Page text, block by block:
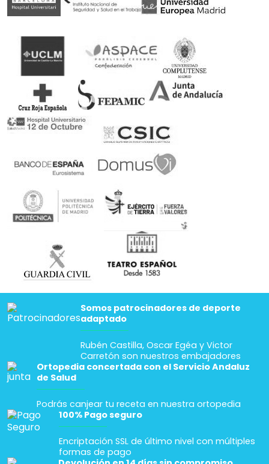
Somos patrocinadores de deporte
adaptado
Rubén Castilla, Oscar Egéa y Victor
Carretón son nuestros embajadores
Ortopedia concertada con el Servicio Andaluz
de Salud
Podrás canjear tu receta en nuestra ortopedia
100% Pago seguro
Encriptación SSL de último nivel con múltiples
formas de pago